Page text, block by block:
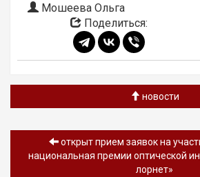
Мошеева Ольга
Поделиться:
новости
открыт прием заявок на
национальная премии оптической
лорнет»